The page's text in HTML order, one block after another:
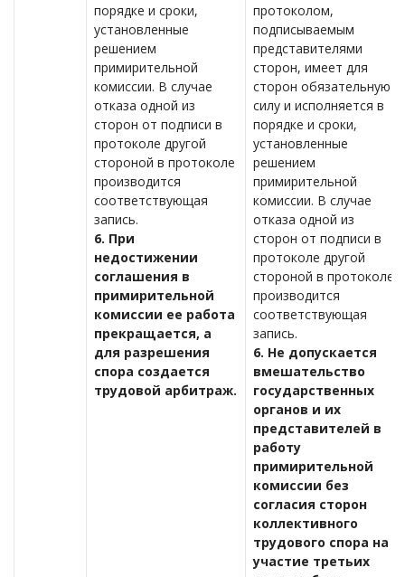
порядке и сроки,
установленные
решением
примирительной
комиссии. В случае
отказа одной из
сторон от подписи в
протоколе другой
стороной в протоколе
производится
соответствующая
запись.
6. При
недостижении
соглашения в
примирительной
комиссии ее работа
прекращается, а
для разрешения
спора создается
трудовой арбитраж.
протоколом,
подписываемым
представителями
сторон, имеет для
сторон обязательную
силу и исполняется в
порядке и сроки,
установленные
решением
примирительной
комиссии. В случае
отказа одной из
сторон от подписи в
протоколе другой
стороной в протоколе
производится
соответствующая
запись.
6. Не допускается
вмешательство
государственных
органов и их
представителей в
работу
примирительной
комиссии без
согласия сторон
коллективного
трудового спора на
участие третьих